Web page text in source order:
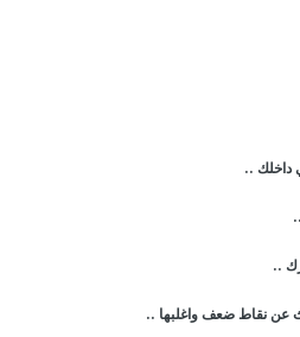
..
..
عن نقاط ضعف واغلبها ..